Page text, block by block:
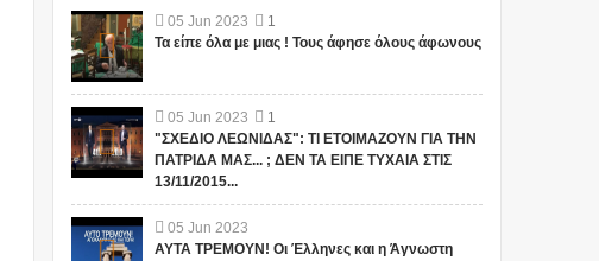
05 Jun 2023
1
Τα είπε όλα με μιας ! Τους άφησε όλους άφωνους
05 Jun 2023
1
"ΣΧΕΔΙΟ ΛΕΩΝΙΔΑΣ": ΤΙ ΕΤΟΙΜΑΖΟΥΝ ΓΙΑ ΤΗΝ
ΠΑΤΡΙΔΑ ΜΑΣ... ; ΔΕΝ ΤΑ ΕΙΠΕ ΤΥΧΑΙΑ ΣΤΙΣ
13/11/2015...
05 Jun 2023
ΑΥΤΑ ΤΡΕΜΟΥΝ! Οι Έλληνες και η Άγνωστη